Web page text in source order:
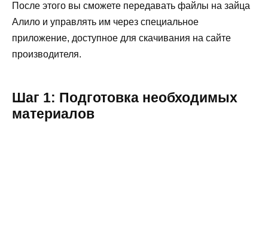
После этого вы сможете передавать файлы на зайца
Алило и управлять им через специальное
приложение, доступное для скачивания на сайте
производителя.
Шаг 1: Подготовка необходимых
материалов